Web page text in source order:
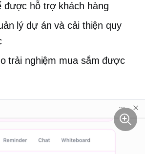
được hỗ trợ khách hàng
lý dự án và cải thiện quy
trải nghiệm mua sắm được